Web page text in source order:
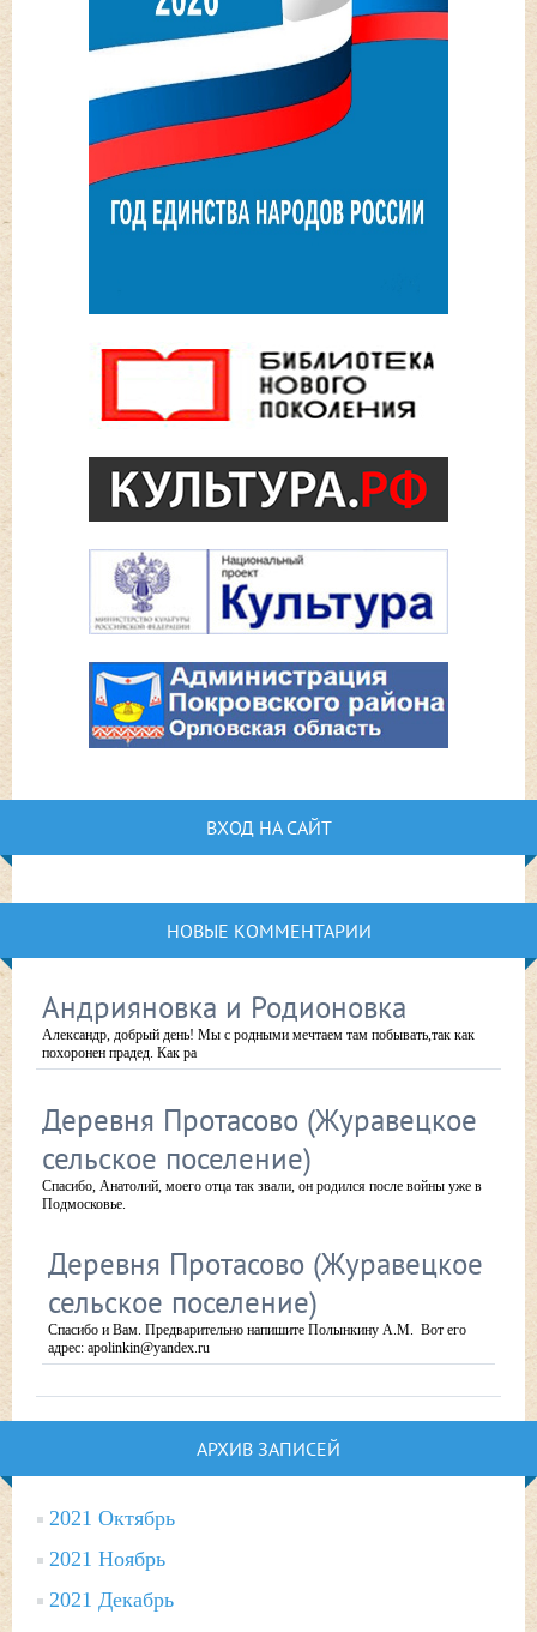
ВХОД НА САЙТ
НОВЫЕ КОММЕНТАРИИ
Андрияновка и Родионовка
Александр, добрый день! Мы с родными мечтаем там побывать,так как
похоронен прадед. Как ра
Деревня Протасово (Журавецкое
сельское поселение)
Спасибо, Анатолий, моего отца так звали, он родился после войны уже в
Подмосковье.
Деревня Протасово (Журавецкое
сельское поселение)
Спасибо и Вам. Предварительно напишите Полынкину А.М. Вот его
адрес: apolinkin@yandex.ru
АРХИВ ЗАПИСЕЙ
2021 Октябрь
2021 Ноябрь
2021 Декабрь